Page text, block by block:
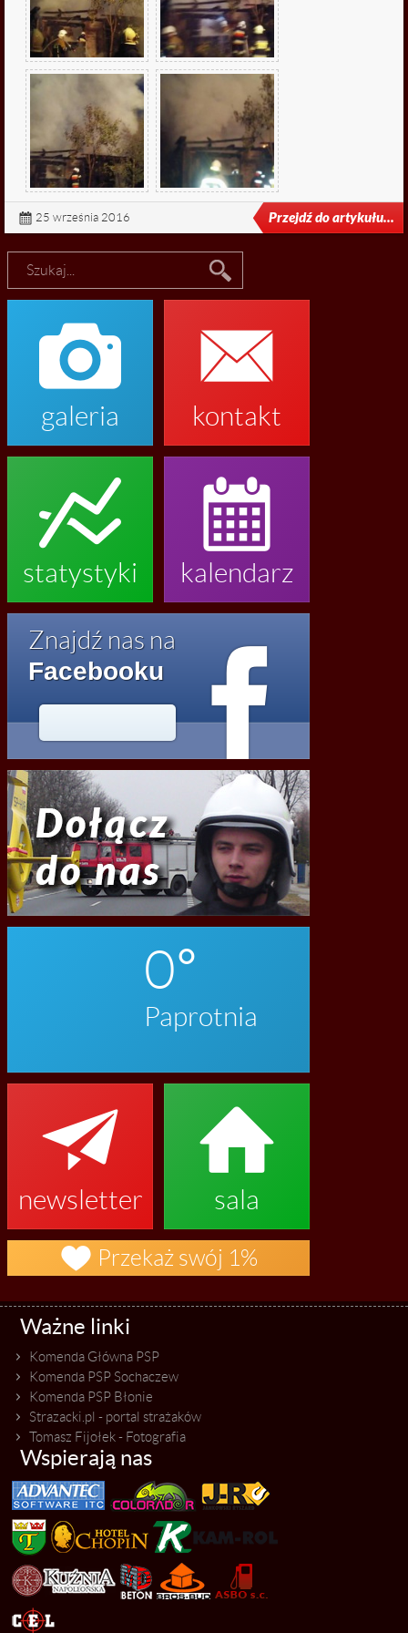
 fałszywe alarmy
25 września 2016 Przejdź do artykułu...

galeria

kontakt

statystyki

kalendarz
Znajdź nas na
Facebooku

0
Paprotnia

newsletter

sala
 Przekaż swój 1%
Ważne linki
Komenda Główna PSP
Komenda PSP Sochaczew
Komenda PSP Błonie
Strazacki.pl - portal strażaków
Tomasz Fijołek - Fotografia
Wspierają nas